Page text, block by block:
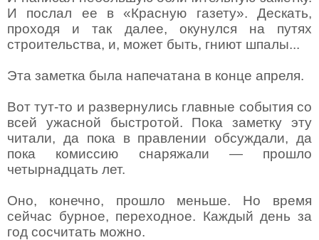
И послал ее в «Красную газету». Дескать,
проходя и так далее, окунулся на путях
строительства, и, может быть, гниют шпалы...
Эта заметка была напечатана в конце апреля.
Вот тут-то и развернулись главные события со
всей ужасной быстротой. Пока заметку эту
читали, да пока в правлении обсуждали, да
пока комиссию снаряжали — прошло
четырнадцать лет.
Оно, конечно, прошло меньше. Но время
сейчас бурное, переходное. Каждый день за
год сосчитать можно.